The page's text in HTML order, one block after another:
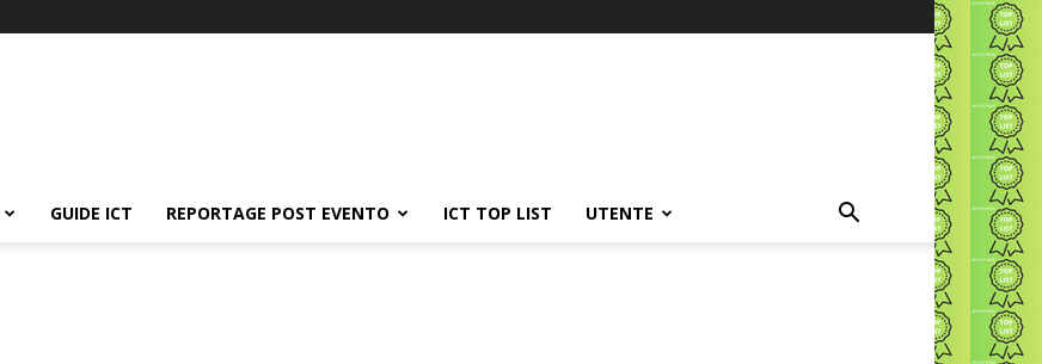
GUIDE ICT REPORTAGE POST EVENTO ICT TOP LIST UTENTE